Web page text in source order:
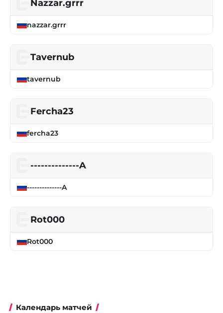
Nazzar.grrr
nazzar.grrr
Tavernub
tavernub
Fercha23
fercha23
--------------A
--------------A
Rot000
Rot000
Календарь матчей